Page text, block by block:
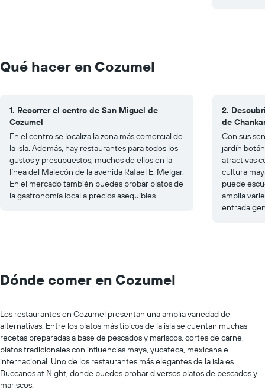
Qué hacer en Cozumel
1. Recorrer el centro de San Miguel de
Cozumel
En el centro se localiza la zona más comercial de
la isla. Además, hay restaurantes para todos los
gustos y presupuestos, muchos de ellos en la
línea del Malecón de la avenida Rafael E. Melgar.
En el mercado también puedes probar platos de
la gastronomía local a precios asequibles.
2.
de
Con sus
jardín
atractivas
cultura
puede
amplia
entrada
Dónde comer en Cozumel
Los restaurantes en Cozumel presentan una amplia variedad de
alternativas. Entre los platos más típicos de la isla se cuentan muchas
recetas preparadas a base de pescados y mariscos, cortes de carne,
platos tradicionales con influencias maya, yucateca, mexicana e
internacional. Uno de los restaurantes más elegantes de la isla es
Buccanos at Night, donde puedes probar diversos platos de pescados y
mariscos.